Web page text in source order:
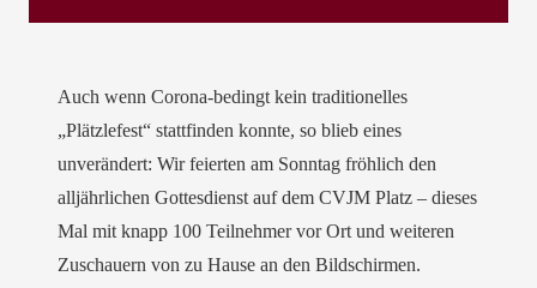
Auch wenn Corona-bedingt kein traditionelles
„Plätzlefest“ stattfinden konnte, so blieb eines
unverändert: Wir feierten am Sonntag fröhlich den
alljährlichen Gottesdienst auf dem CVJM Platz – dieses
Mal mit knapp 100 Teilnehmer vor Ort und weiteren
Zuschauern von zu Hause an den Bildschirmen.